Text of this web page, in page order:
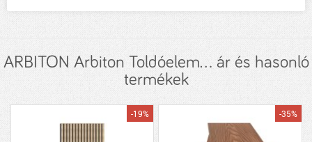
ARBITON Arbiton Toldóelem... ár és hasonló
termékek
-19% -35%